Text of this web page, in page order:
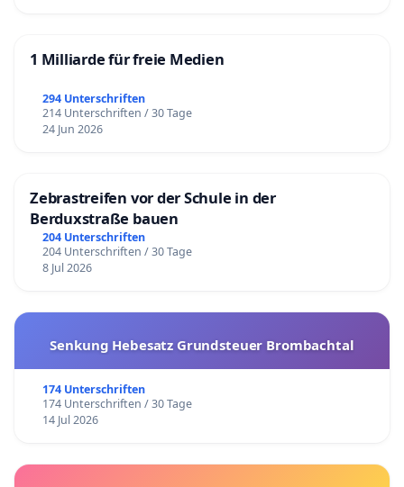
1 Milliarde für freie Medien
294 Unterschriften
214 Unterschriften / 30 Tage
24 Jun 2026
Zebrastreifen vor der Schule in der
Berduxstraße bauen
204 Unterschriften
204 Unterschriften / 30 Tage
8 Jul 2026
Senkung Hebesatz Grundsteuer Brombachtal
174 Unterschriften
174 Unterschriften / 30 Tage
14 Jul 2026